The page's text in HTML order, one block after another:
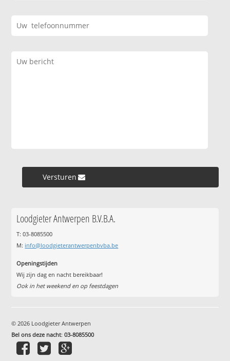
Versturen »
Loodgieter Antwerpen B.V.B.A.
T: 03-8085500
M: info@loodgieterantwerpenbvba.be
Openingstijden
Wij zijn dag en nacht bereikbaar!
Ook in het weekend en op feestdagen
© 2026 Loodgieter Antwerpen
Bel ons deze nacht:03-8085500